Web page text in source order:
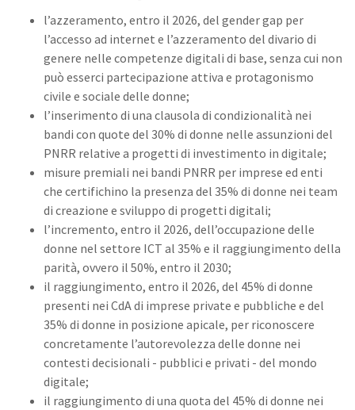
l’azzeramento, entro il 2026, del gender gap per
l’accesso ad internet e l’azzeramento del divario di
genere nelle competenze digitali di base, senza cui non
può esserci partecipazione attiva e protagonismo
civile e sociale delle donne;
l’inserimento di una clausola di condizionalità nei
bandi con quote del 30% di donne nelle assunzioni del
PNRR relative a progetti di investimento in digitale;
misure premiali nei bandi PNRR per imprese ed enti
che certifichino la presenza del 35% di donne nei team
di creazione e sviluppo di progetti digitali;
l’incremento, entro il 2026, dell’occupazione delle
donne nel settore ICT al 35% e il raggiungimento della
parità, ovvero il 50%, entro il 2030;
il raggiungimento, entro il 2026, del 45% di donne
presenti nei CdA di imprese private e pubbliche e del
35% di donne in posizione apicale, per riconoscere
concretamente l’autorevolezza delle donne nei
contesti decisionali - pubblici e privati - del mondo
digitale;
il raggiungimento di una quota del 45% di donne nei